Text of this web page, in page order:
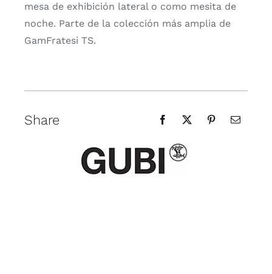
mesa de exhibición lateral o como mesita de
noche. Parte de la colección más amplia de
GamFratesi TS.
Share